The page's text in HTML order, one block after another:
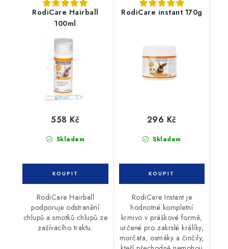
RodiCare Hairball
100ml
Skladem
558 Kč
RodiCare Hairball
podporuje odstranění
chlupů a smotků chlupů ze
zažívacího traktu.
RodiCare instant 170g
Skladem
296 Kč
RodiCare Instant je
hodnotné kompletní
krmivo v práškové formě,
určené pro zakrslé králíky,
morčata, osmáky a činčily,